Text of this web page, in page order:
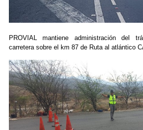
PROVIAL mantiene administración del
carretera sobre el km 87 de Ruta al atlántico